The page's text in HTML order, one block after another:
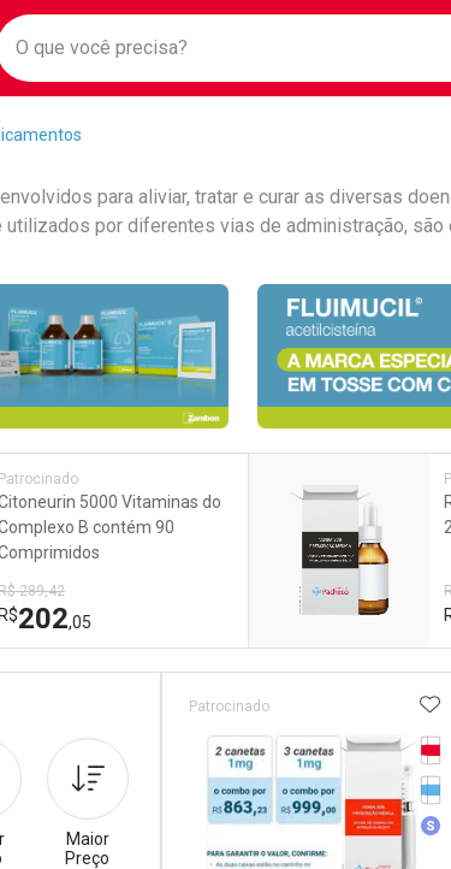
a sua busca
que você precisa?
para aliviar, tratar e curar as diversas
por diferentes vias de administração, são
Destaque
Patrocinado
5000 Vitaminas do
B contém 90
289,42
R$202,05
Prateleira
Patrocinado
Maior
Preço